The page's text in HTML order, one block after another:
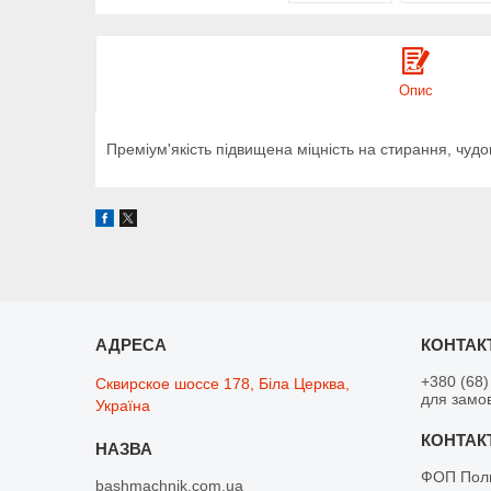
Опис
Преміум'якість підвищена міцність на стирання,
Сквирское шоссе 178, Біла Церква,
Україна
bashmachnik.com.ua
+380
для
ФОП